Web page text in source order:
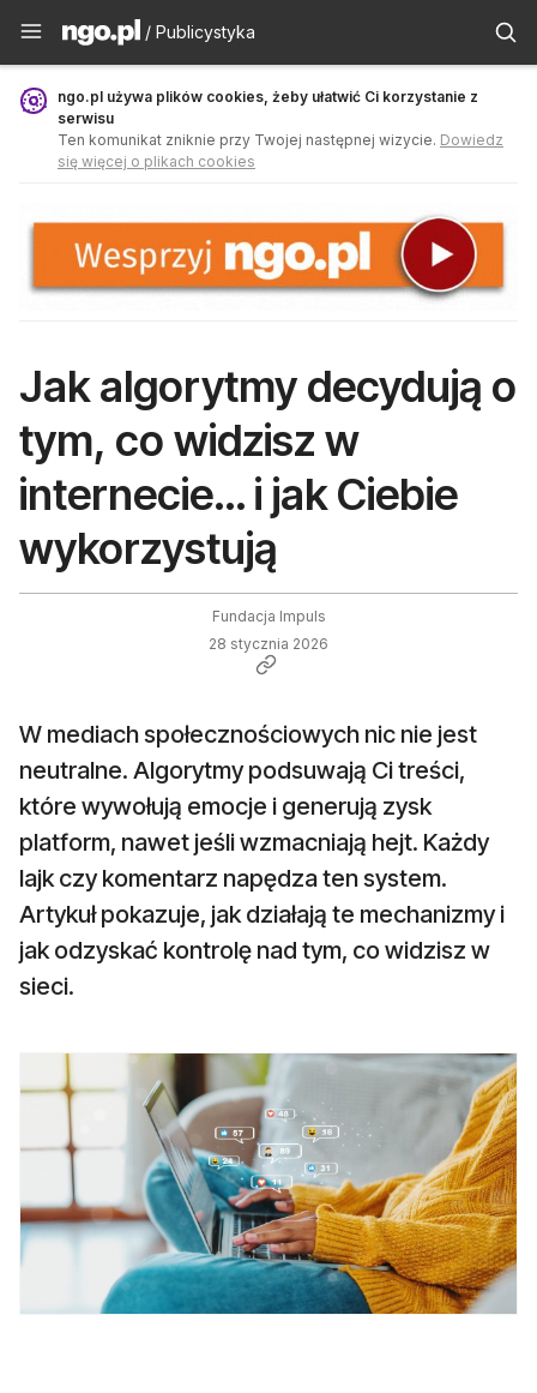
Publicystyka - ngo.pl
/ Publicystyka
ngo.pl używa plików cookies, żeby ułatwić Ci korzystanie z
serwisu
Ten komunikat zniknie przy Twojej następnej wizycie. Dowiedz
się więcej o plikach cookies
Jak algorytmy decydują o
tym, co widzisz w
internecie… i jak Ciebie
wykorzystują
Fundacja Impuls
28 stycznia 2026
W mediach społecznościowych nic nie jest
neutralne. Algorytmy podsuwają Ci treści,
które wywołują emocje i generują zysk
platform, nawet jeśli wzmacniają hejt. Każdy
lajk czy komentarz napędza ten system.
Artykuł pokazuje, jak działają te mechanizmy i
jak odzyskać kontrolę nad tym, co widzisz w
sieci.